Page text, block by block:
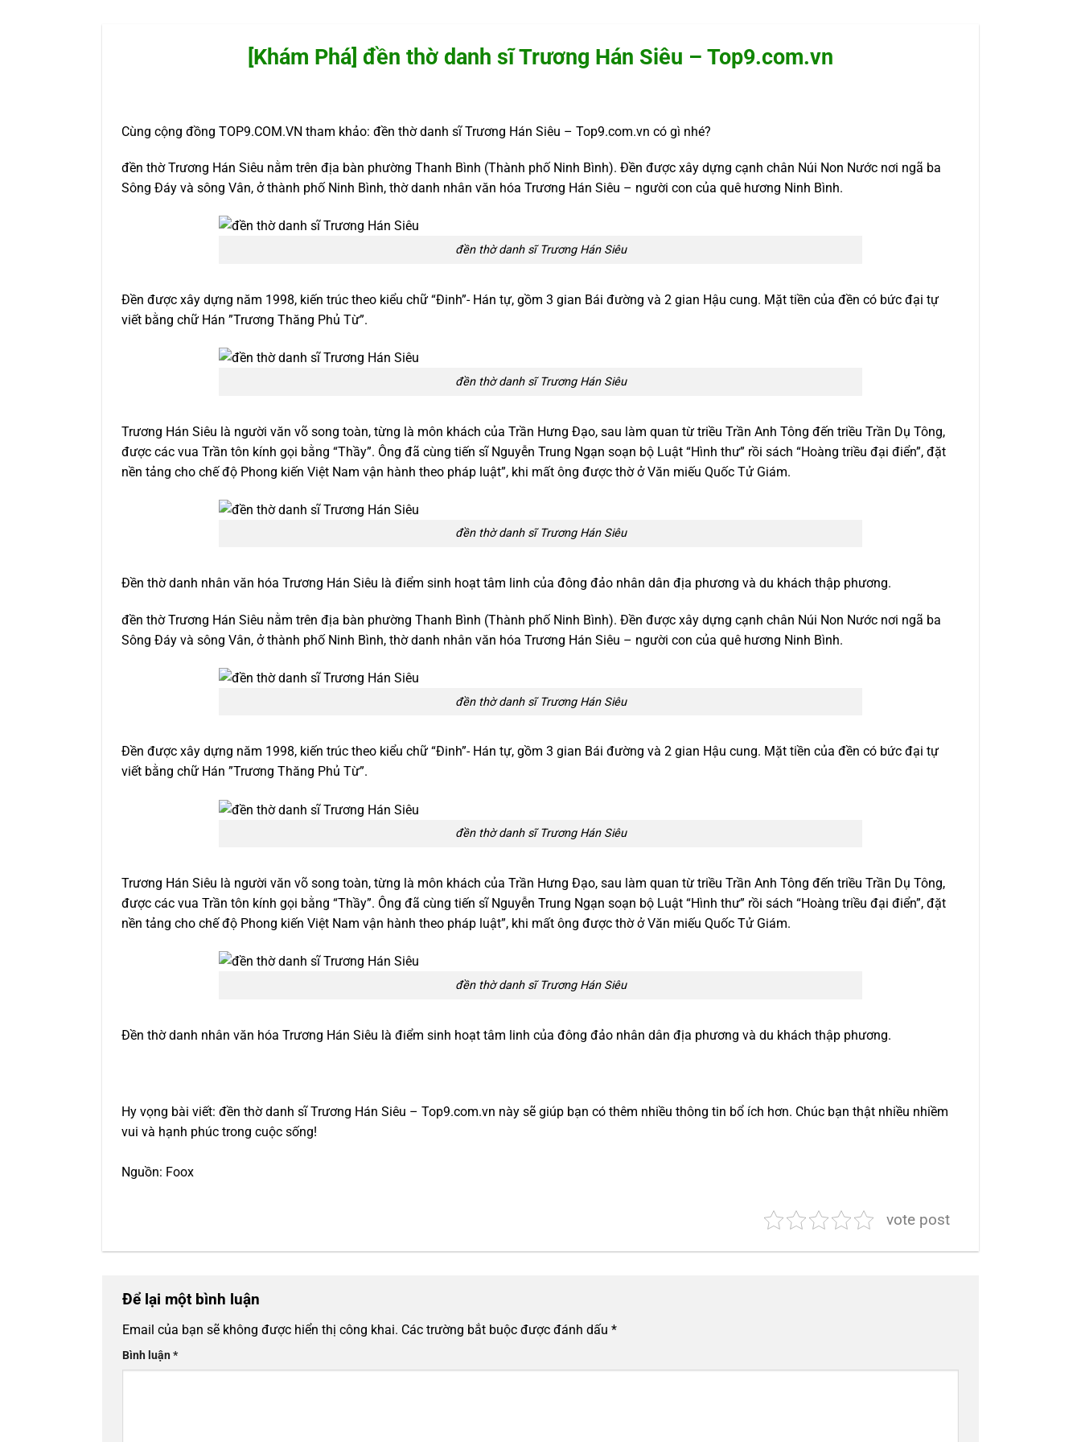
[Khám Phá] đền thờ danh sĩ Trương Hán Siêu – Top9.com.vn
Cùng cộng đồng TOP9.COM.VN tham khảo: đền thờ danh sĩ Trương Hán Siêu – Top9.com.vn có gì nhé?
đền thờ Trương Hán Siêu nằm trên địa bàn phường Thanh Bình (Thành phố Ninh Bình). Đền được xây dựng cạnh chân Núi Non Nước nơi ngã ba
Sông Đáy và sông Vân, ở thành phố Ninh Bình, thờ danh nhân văn hóa Trương Hán Siêu – người con của quê hương Ninh Bình.
đền thờ danh sĩ Trương Hán Siêu
Đền được xây dựng năm 1998, kiến trúc theo kiểu chữ “Đinh”- Hán tự, gồm 3 gian Bái đường và 2 gian Hậu cung. Mặt tiền của đền có bức đại tự
viết bằng chữ Hán ”Trương Thăng Phủ Từ”.
đền thờ danh sĩ Trương Hán Siêu
Trương Hán Siêu là người văn võ song toàn, từng là môn khách của Trần Hưng Đạo, sau làm quan từ triều Trần Anh Tông đến triều Trần Dụ Tông,
được các vua Trần tôn kính gọi bằng “Thầy”. Ông đã cùng tiến sĩ Nguyễn Trung Ngạn soạn bộ Luật “Hình thư” rồi sách “Hoàng triều đại điển”, đặt
nền tảng cho chế độ Phong kiến Việt Nam vận hành theo pháp luật”, khi mất ông được thờ ở Văn miếu Quốc Tử Giám.
đền thờ danh sĩ Trương Hán Siêu
Đền thờ danh nhân văn hóa Trương Hán Siêu là điểm sinh hoạt tâm linh của đông đảo nhân dân địa phương và du khách thập phương.
đền thờ Trương Hán Siêu nằm trên địa bàn phường Thanh Bình (Thành phố Ninh Bình). Đền được xây dựng cạnh chân Núi Non Nước nơi ngã ba
Sông Đáy và sông Vân, ở thành phố Ninh Bình, thờ danh nhân văn hóa Trương Hán Siêu – người con của quê hương Ninh Bình.
đền thờ danh sĩ Trương Hán Siêu
Đền được xây dựng năm 1998, kiến trúc theo kiểu chữ “Đinh”- Hán tự, gồm 3 gian Bái đường và 2 gian Hậu cung. Mặt tiền của đền có bức đại tự
viết bằng chữ Hán ”Trương Thăng Phủ Từ”.
đền thờ danh sĩ Trương Hán Siêu
Trương Hán Siêu là người văn võ song toàn, từng là môn khách của Trần Hưng Đạo, sau làm quan từ triều Trần Anh Tông đến triều Trần Dụ Tông,
được các vua Trần tôn kính gọi bằng “Thầy”. Ông đã cùng tiến sĩ Nguyễn Trung Ngạn soạn bộ Luật “Hình thư” rồi sách “Hoàng triều đại điển”, đặt
nền tảng cho chế độ Phong kiến Việt Nam vận hành theo pháp luật”, khi mất ông được thờ ở Văn miếu Quốc Tử Giám.
đền thờ danh sĩ Trương Hán Siêu
Đền thờ danh nhân văn hóa Trương Hán Siêu là điểm sinh hoạt tâm linh của đông đảo nhân dân địa phương và du khách thập phương.
Hy vọng bài viết: đền thờ danh sĩ Trương Hán Siêu – Top9.com.vn này sẽ giúp bạn có thêm nhiều thông tin bổ ích hơn. Chúc bạn thật nhiều nhiềm
vui và hạnh phúc trong cuộc sống!
Nguồn: Foox
vote post
Để lại một bình luận
Email của bạn sẽ không được hiển thị công khai. Các trường bắt buộc được đánh dấu *
Bình luận*